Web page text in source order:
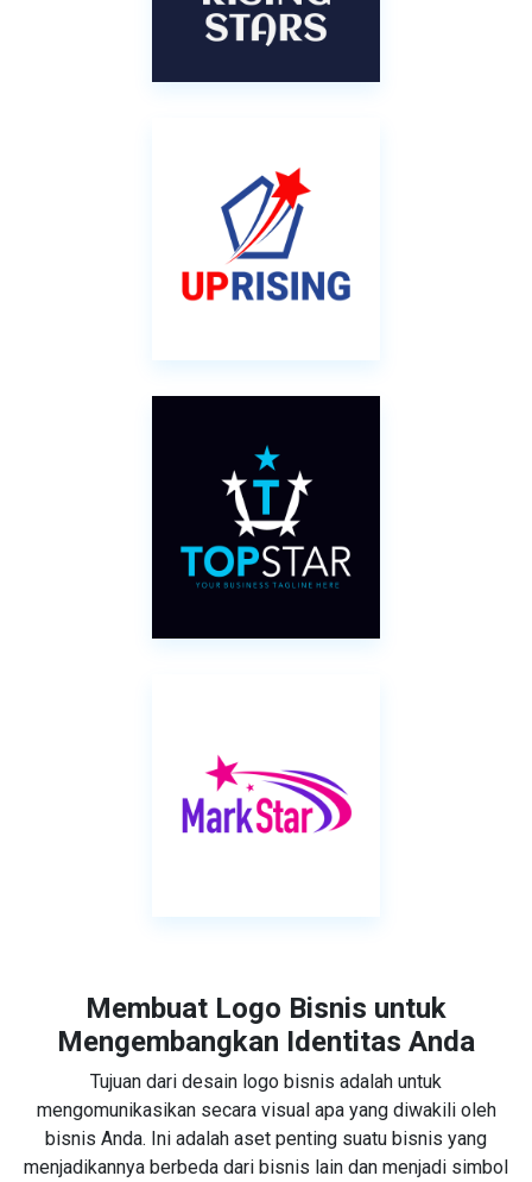
Membuat Logo Bisnis untuk
Mengembangkan Identitas Anda
Tujuan dari desain logo bisnis adalah untuk
mengomunikasikan secara visual apa yang diwakili oleh
bisnis Anda. Ini adalah aset penting suatu bisnis yang
menjadikannya berbeda dari bisnis lain dan menjadi simbol